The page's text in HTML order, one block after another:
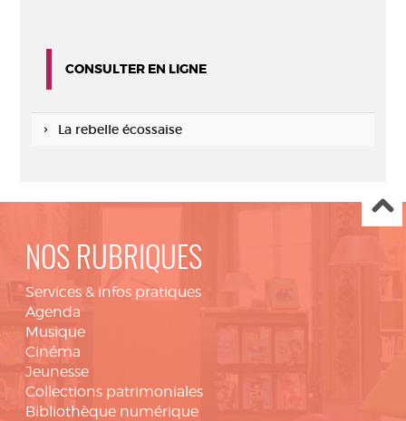
CONSULTER EN LIGNE
La rebelle écossaise
NOS RUBRIQUES
Services & infos pratiques
Agenda
Musique
Cinéma
Jeunesse
Collections patrimoniales
Bibliothèque numérique